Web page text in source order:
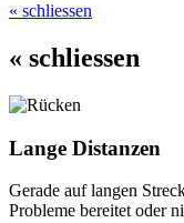
« schliessen
« schliessen
Lange Distanzen
Gerade auf langen
Probleme bereitet oder